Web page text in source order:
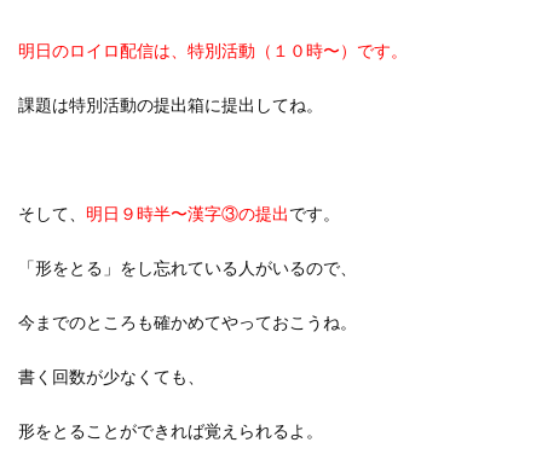
明日のロイロ配信は、特別活動（１０時〜）です。
課題は特別活動の提出箱に提出してね。
そして、 明日９時半〜漢字③の提出です。
「形をとる」をし忘れている人がいるので、
今までのところも確かめてやっておこうね。
書く回数が少なくても、
形をとることができれば覚えられるよ。